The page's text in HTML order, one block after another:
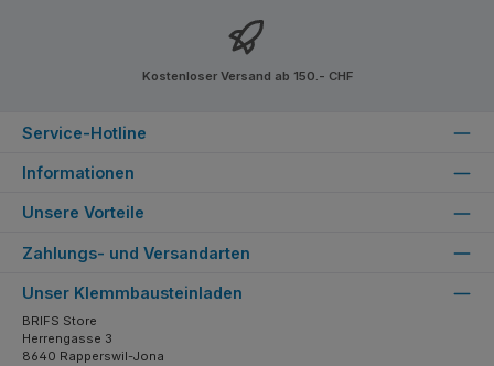
Kostenloser Versand ab 150.- CHF
Service-Hotline
Informationen
Unsere Vorteile
Zahlungs- und Versandarten
Unser Klemmbausteinladen
BRIFS Store
Herrengasse 3
8640 Rapperswil-Jona